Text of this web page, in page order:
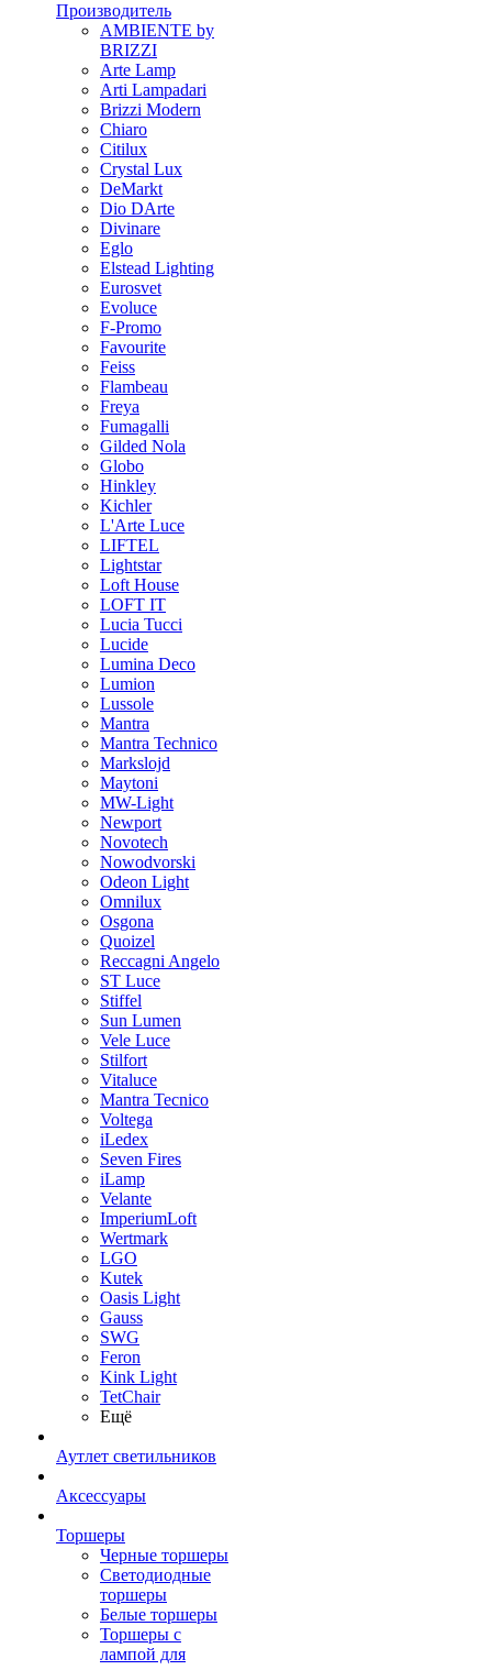
Производитель
AMBIENTE by
BRIZZI
Arte Lamp
Arti Lampadari
Brizzi Modern
Chiaro
Citilux
Crystal Lux
DeMarkt
Dio DArte
Divinare
Eglo
Elstead Lighting
Eurosvet
Evoluce
F-Promo
Favourite
Feiss
Flambeau
Freya
Fumagalli
Gilded Nola
Globo
Hinkley
Kichler
L'Arte Luce
LIFTEL
Lightstar
Loft House
LOFT IT
Lucia Tucci
Lucide
Lumina Deco
Lumion
Lussole
Mantra
Mantra Technico
Markslojd
Maytoni
MW-Light
Newport
Novotech
Nowodvorski
Odeon Light
Omnilux
Osgona
Quoizel
Reccagni Angelo
ST Luce
Stiffel
Sun Lumen
Vele Luce
Stilfort
Vitaluce
Mantra Tecnico
Voltega
iLedex
Seven Fires
iLamp
Velante
ImperiumLoft
Wertmark
LGO
Kutek
Oasis Light
Gauss
SWG
Feron
Kink Light
TetСhair
Ещё
Аутлет светильников
Аксессуары
Торшеры
Черные торшеры
Светодиодные
торшеры
Белые торшеры
Торшеры с
лампой для